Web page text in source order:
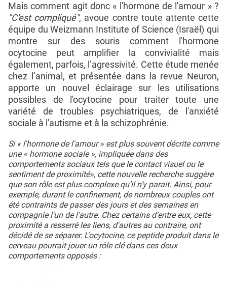
Mais comment agit donc « l'hormone de l'amour » ?
"C'est compliqué", avoue contre toute attente cette
équipe du Weizmann Institute of Science (Israël) qui
montre sur des souris comment l'hormone
ocytocine peut amplifier la convivialité mais
également, parfois, l’agressivité. Cette étude menée
chez l’animal, et présentée dans la revue Neuron,
apporte un nouvel éclairage sur les utilisations
possibles de l'ocytocine pour traiter toute une
variété de troubles psychiatriques, de l'anxiété
sociale à l'autisme et à la schizophrénie.
Si « l'hormone de l'amour » est plus souvent décrite comme
une « hormone sociale », impliquée dans des
comportements sociaux tels que le contact visuel ou le
sentiment de proximité», cette nouvelle recherche suggère
que son rôle est plus complexe qu’il n’y parait. Ainsi, pour
exemple, durant le confinement, de nombreux couples ont
été contraints de passer des jours et des semaines en
compagnie l'un de l'autre. Chez certains d’entre eux, cette
proximité a resserré les liens, d'autres au contraire, ont
décidé de se séparer. L'ocytocine, ce peptide produit dans le
cerveau pourrait jouer un rôle clé dans ces deux
comportements opposés :